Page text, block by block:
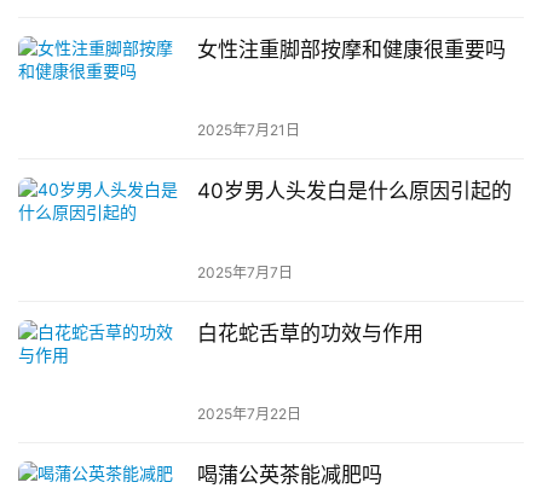
女性注重脚部按摩和健康很重要吗
2025年7月21日
40岁男人头发白是什么原因引起的
2025年7月7日
白花蛇舌草的功效与作用
2025年7月22日
喝蒲公英茶能减肥吗